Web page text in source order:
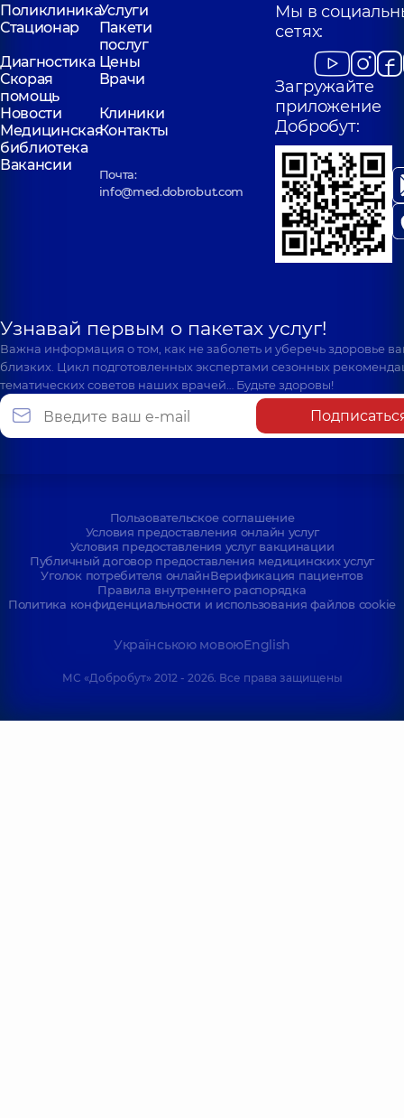
ПоликлиникаУслуги
Стационар
Пакети
послуг
Диагностика Цены
Скорая
помощь
Врачи
Новости
Клиники
Медицинская
библиотека
Контакты
Вакансии
Почта:
info@med.dobrobut.com
Мы в
сетях:
Загружайте
приложение
Добробут:
Узнавай первым о пакетах услуг!
Важна информация о том, как не заболеть и уберечь здоровье
близких. Цикл подготовленных экспертами сезонных
тематических советов наших врачей… Будьте здоровы!
Пользовательское соглашение
Условия предоставления онлайн услуг
Условия предоставления услуг вакцинации
Публичный договор предоставления медицинских услуг
Уголок потребителя онлайнВерификация пациентов
Правила внутреннего распорядка
Политика конфиденциальности и использования файлов cookie
Українською мовоюEnglish
МС «Добробут» 2012 - 2026. Все права защищены